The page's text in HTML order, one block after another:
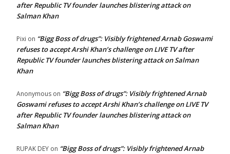
after Republic TV founder launches blistering attack on
Salman Khan
Pixi on “Bigg Boss of drugs”: Visibly frightened Arnab Goswami
refuses to accept Arshi Khan’s challenge on LIVE TV after
Republic TV founder launches blistering attack on Salman
Khan
Anonymous on “Bigg Boss of drugs”: Visibly frightened Arnab
Goswami refuses to accept Arshi Khan’s challenge on LIVE TV
after Republic TV founder launches blistering attack on
Salman Khan
RUPAK DEY on “Bigg Boss of drugs”: Visibly frightened Arnab